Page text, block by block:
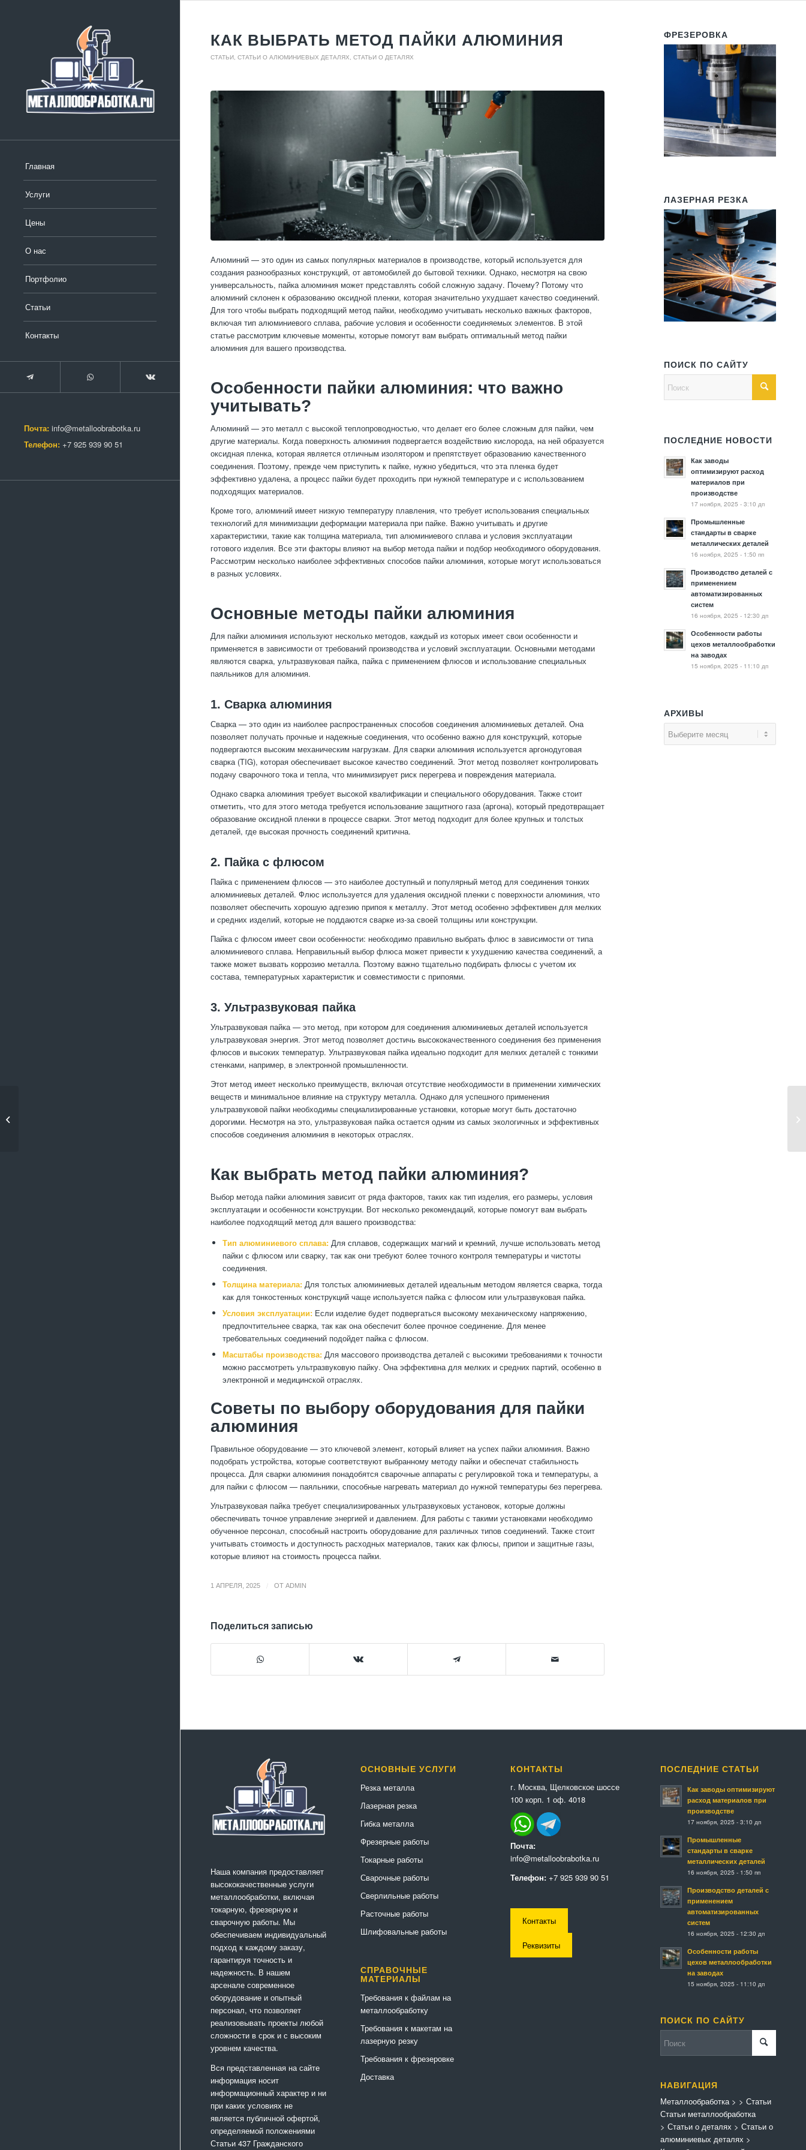
Главная
Услуги
Цены
О нас
Портфолио
Статьи
Контакты
Почта: info@metalloobrabotka.ru
Телефон: +7 925 939 90 51
КАК ВЫБРАТЬ МЕТОД ПАЙКИ АЛЮМИНИЯ
СТАТЬИ СТАТЬИ О АЛЮМИНИЕВЫХ ДЕТАЛЯХ СТАТЬИ О ДЕТАЛЯХ
Алюминий — это один из самых популярных материалов в производстве, который используется для
создания разнообразных конструкций, от автомобилей до бытовой техники. Однако, несмотря на свою
универсальность, пайка алюминия может представлять собой сложную задачу. Почему? Потому что
алюминий склонен к образованию оксидной пленки, которая значительно ухудшает качество соединений.
Для того чтобы выбрать подходящий метод пайки, необходимо учитывать несколько важных факторов,
включая тип алюминиевого сплава, рабочие условия и особенности соединяемых элементов. В этой
статье рассмотрим ключевые моменты, которые помогут вам выбрать оптимальный метод пайки
алюминия для вашего производства.
Особенности пайки алюминия: что важно
учитывать?
Алюминий — это металл с высокой теплопроводностью, что делает его более сложным для пайки, чем
другие материалы. Когда поверхность алюминия подвергается воздействию кислорода, на ней образуется
оксидная пленка, которая является отличным изолятором и препятствует образованию качественного
соединения. Поэтому, прежде чем приступить к пайке, нужно убедиться, что эта пленка будет
эффективно удалена, а процесс пайки будет проходить при нужной температуре и с использованием
подходящих материалов.
Кроме того, алюминий имеет низкую температуру плавления, что требует использования специальных
технологий для минимизации деформации материала при пайке. Важно учитывать и другие
характеристики, такие как толщина материала, тип алюминиевого сплава и условия эксплуатации
готового изделия. Все эти факторы влияют на выбор метода пайки и подбор необходимого оборудования.
Рассмотрим несколько наиболее эффективных способов пайки алюминия, которые могут использоваться
в разных условиях.
Основные методы пайки алюминия
Для пайки алюминия используют несколько методов, каждый из которых имеет свои особенности и
применяется в зависимости от требований производства и условий эксплуатации. Основными методами
являются сварка, ультразвуковая пайка, пайка с применением флюсов и использование специальных
паяльников для алюминия.
1. Сварка алюминия
Сварка — это один из наиболее распространенных способов соединения алюминиевых деталей. Она
позволяет получать прочные и надежные соединения, что особенно важно для конструкций, которые
подвергаются высоким механическим нагрузкам. Для сварки алюминия используется аргонодуговая
сварка (TIG), которая обеспечивает высокое качество соединений. Этот метод позволяет контролировать
подачу сварочного тока и тепла, что минимизирует риск перегрева и повреждения материала.
Однако сварка алюминия требует высокой квалификации и специального оборудования. Также стоит
отметить, что для этого метода требуется использование защитного газа (аргона), который предотвращает
образование оксидной пленки в процессе сварки. Этот метод подходит для более крупных и толстых
деталей, где высокая прочность соединений критична.
2. Пайка с флюсом
Пайка с применением флюсов — это наиболее доступный и популярный метод для соединения тонких
алюминиевых деталей. Флюс используется для удаления оксидной пленки с поверхности алюминия, что
позволяет обеспечить хорошую адгезию припоя к металлу. Этот метод особенно эффективен для мелких
и средних изделий, которые не поддаются сварке из-за своей толщины или конструкции.
Пайка с флюсом имеет свои особенности: необходимо правильно выбрать флюс в зависимости от типа
алюминиевого сплава. Неправильный выбор флюса может привести к ухудшению качества соединений, а
также может вызвать коррозию металла. Поэтому важно тщательно подбирать флюсы с учетом их
состава, температурных характеристик и совместимости с припоями.
3. Ультразвуковая пайка
Ультразвуковая пайка — это метод, при котором для соединения алюминиевых деталей используется
ультразвуковая энергия. Этот метод позволяет достичь высококачественного соединения без применения
флюсов и высоких температур. Ультразвуковая пайка идеально подходит для мелких деталей с тонкими
стенками, например, в электронной промышленности.
Этот метод имеет несколько преимуществ, включая отсутствие необходимости в применении химических
веществ и минимальное влияние на структуру металла. Однако для успешного применения
ультразвуковой пайки необходимы специализированные установки, которые могут быть достаточно
дорогими. Несмотря на это, ультразвуковая пайка остается одним из самых экологичных и эффективных
способов соединения алюминия в некоторых отраслях.
Как выбрать метод пайки алюминия?
Выбор метода пайки алюминия зависит от ряда факторов, таких как тип изделия, его размеры, условия
эксплуатации и особенности конструкции. Вот несколько рекомендаций, которые помогут вам выбрать
наиболее подходящий метод для вашего производства:
Тип алюминиевого сплава: Для сплавов, содержащих магний и кремний, лучше использовать метод
пайки с флюсом или сварку, так как они требуют более точного контроля температуры и чистоты
соединения.
Толщина материала: Для толстых алюминиевых деталей идеальным методом является сварка, тогда
как для тонкостенных конструкций чаще используется пайка с флюсом или ультразвуковая пайка.
Условия эксплуатации: Если изделие будет подвергаться высокому механическому напряжению,
предпочтительнее сварка, так как она обеспечит более прочное соединение. Для менее
требовательных соединений подойдет пайка с флюсом.
Масштабы производства: Для массового производства деталей с высокими требованиями к точности
можно рассмотреть ультразвуковую пайку. Она эффективна для мелких и средних партий, особенно в
электронной и медицинской отраслях.
Советы по выбору оборудования для пайки
алюминия
Правильное оборудование — это ключевой элемент, который влияет на успех пайки алюминия. Важно
подобрать устройства, которые соответствуют выбранному методу пайки и обеспечат стабильность
процесса. Для сварки алюминия понадобятся сварочные аппараты с регулировкой тока и температуры, а
для пайки с флюсом — паяльники, способные нагревать материал до нужной температуры без перегрева.
Ультразвуковая пайка требует специализированных ультразвуковых установок, которые должны
обеспечивать точное управление энергией и давлением. Для работы с такими установками необходимо
обученное персонал, способный настроить оборудование для различных типов соединений. Также стоит
учитывать стоимость и доступность расходных материалов, таких как флюсы, припои и защитные газы,
которые влияют на стоимость процесса пайки.
1 АПРЕЛЯ, 2025 ОТ ADMIN
Поделиться записью
ФРЕЗЕРОВКА
ЛАЗЕРНАЯ РЕЗКА
ПОИСК ПО САЙТУ
ПОСЛЕДНИЕ НОВОСТИ
Как заводы
оптимизируют расход
материалов при
производстве
17 ноября, 2025 - 3:10 дп
Промышленные
стандарты в сварке
металлических деталей
16 ноября, 2025 - 1:50 пп
Производство деталей с
применением
автоматизированных
систем
16 ноября, 2025 - 12:30 дп
Особенности работы
цехов металлообработки
на заводах
15 ноября, 2025 - 11:10 дп
АРХИВЫ
Наша компания предоставляет
высококачественные услуги
металлообработки, включая
токарную, фрезерную и
сварочную работы. Мы
обеспечиваем индивидуальный
подход к каждому заказу,
гарантируя точность и
надежность. В нашем
арсенале современное
оборудование и опытный
персонал, что позволяет
реализовывать проекты любой
сложности в срок и с высоким
уровнем качества.
Вся представленная на сайте
информация носит
информационный характер и ни
при каких условиях не
является публичной офертой,
определяемой положениями
Статьи 437 Гражданского
ОСНОВНЫЕ УСЛУГИ
Резка металла
Лазерная резка
Гибка металла
Фрезерные работы
Токарные работы
Сварочные работы
Сверлильные работы
Расточные работы
Шлифовальные работы
СПРАВОЧНЫЕ
МАТЕРИАЛЫ
Требования к файлам на
металлообработку
Требования к макетам на
лазерную резку
Требования к фрезеровке
Доставка
КОНТАКТЫ
г. Москва, Щелковское шоссе
100 корп. 1 оф. 4018
Почта:
info@metalloobrabotka.ru
Телефон: +7 925 939 90 51
Контакты
Реквизиты
ПОСЛЕДНИЕ СТАТЬИ
Как заводы оптимизируют
расход материалов при
производстве
17 ноября, 2025 - 3:10 дп
Промышленные
стандарты в сварке
металлических деталей
16 ноября, 2025 - 1:50 пп
Производство деталей с
применением
автоматизированных
систем
16 ноября, 2025 - 12:30 дп
Особенности работы
цехов металлообработки
на заводах
15 ноября, 2025 - 11:10 дп
ПОИСК ПО САЙТУ
НАВИГАЦИЯ
Металлообработка>
Статьи металлообработка
> Статьи
> Статьи о деталях > Статьи о
алюминиевых деталях >